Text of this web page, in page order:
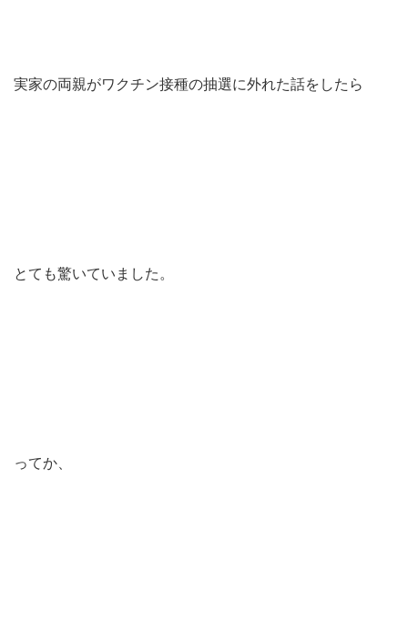
実家の両親がワクチン接種の抽選に外れた話をしたら
とても驚いていました。
ってか、